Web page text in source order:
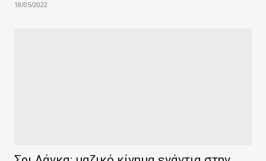
18/05/2022